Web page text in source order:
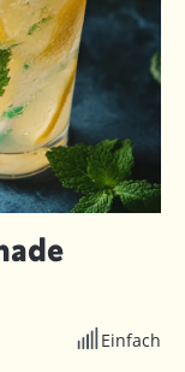
Einfach